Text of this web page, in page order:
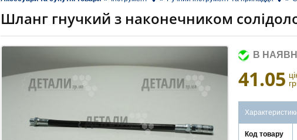
Шланг гнучкий з наконечником
В
41.05
Код товару